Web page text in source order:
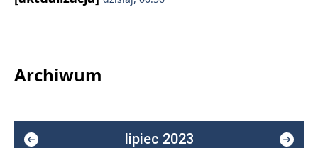
Archiwum
lipiec 2023